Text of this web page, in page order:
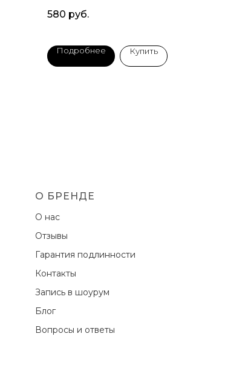
580 руб.
Подробнее Купить
О БРЕНДЕ
О нас
Отзывы
Гарантия подлинности
Контакты
Запись в шоурум
Блог
Вопросы и ответы